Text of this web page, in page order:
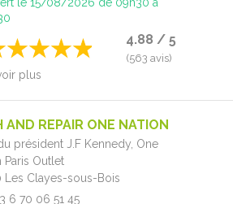
4.88 / 5
(563 avis)
plus
AND REPAIR ONE NATION
président J.F Kennedy, One
Paris Outlet
Les Clayes-sous-Bois
6 70 06 51 45